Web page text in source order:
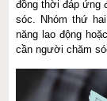
đồng thời đáp ứng
sóc. Nhóm thứ
năng lao động
cần người chăm